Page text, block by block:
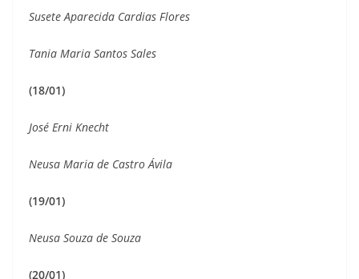
Susete Aparecida Cardias Flores
Tania Maria Santos Sales
(18/01)
José Erni Knecht
Neusa Maria de Castro Ávila
(19/01)
Neusa Souza de Souza
(20/01)